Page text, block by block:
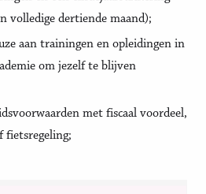
volledige dertiende maand);
aan trainingen en opleidingen in
om jezelf te blijven
met fiscaal voordeel,
fietsregeling;